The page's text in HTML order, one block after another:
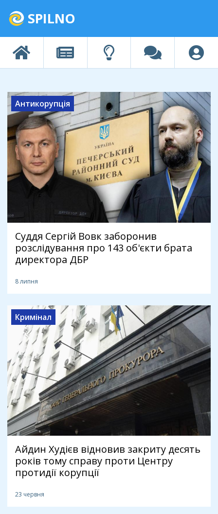
SPILNO
Антикорупція
Суддя Сергій Вовк заборонив
розслідування про 143 об'єкти брата
директора ДБР
8 липня
Кримінал
Айдин Худієв відновив закриту десять
років тому справу проти Центру
протидії корупції
23 червня